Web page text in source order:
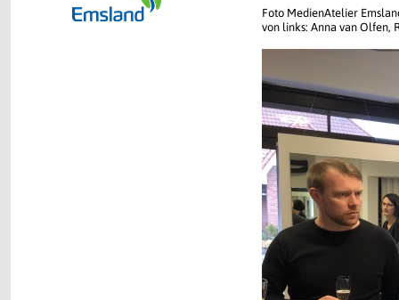
Foto MedienAtelier
von links: Anna van Olfen,